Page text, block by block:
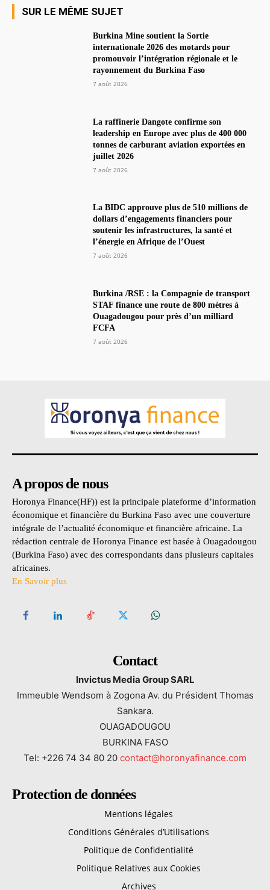
SUR LE MÊME SUJET
Burkina Mine soutient la Sortie
internationale 2026 des motards pour
promouvoir l’intégration régionale et le
rayonnement du Burkina Faso
7 août 2026
La raffinerie Dangote confirme son
leadership en Europe avec plus de 400 000
tonnes de carburant aviation exportées en
juillet 2026
7 août 2026
La BIDC approuve plus de 510 millions de
dollars d’engagements financiers pour
soutenir les infrastructures, la santé et
l’énergie en Afrique de l’Ouest
7 août 2026
Burkina /RSE : la Compagnie de transport
STAF finance une route de 800 mètres à
Ouagadougou pour près d’un milliard
FCFA
7 août 2026
A propos de nous
Horonya Finance(HF)) est la principale plateforme d’information
économique et financière du Burkina Faso avec une couverture
intégrale de l’actualité économique et financière africaine. La
rédaction centrale de Horonya Finance est basée à Ouagadougou
(Burkina Faso) avec des correspondants dans plusieurs capitales
africaines.
En Savoir plus
Contact
Invictus Media Group SARL
Immeuble Wendsom à Zogona Av. du Président Thomas
Sankara.
OUAGADOUGOU
BURKINA FASO
Tel: +226 74 34 80 20 contact@horonyafinance.com
Protection de données
Mentions légales
Conditions Générales d’Utilisations
Politique de Confidentialité
Politique Relatives aux Cookies
Archives